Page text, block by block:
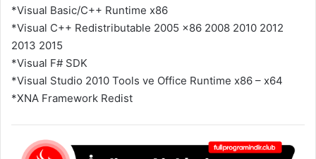
*Visual Basic/C++ Runtime x86
*Visual C++ Redistributable 2005 x86 2008 2010 2012
2013 2015
*Visual F# SDK
*Visual Studio 2010 Tools ve Office Runtime x86 – x64
*XNA Framework Redist